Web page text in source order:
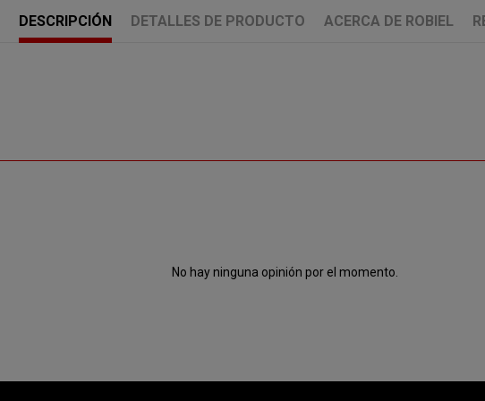
DESCRIPCIÓN DETALLES DE PRODUCTO ACERCA DE ROBIEL
No hay ninguna opinión por el momento.